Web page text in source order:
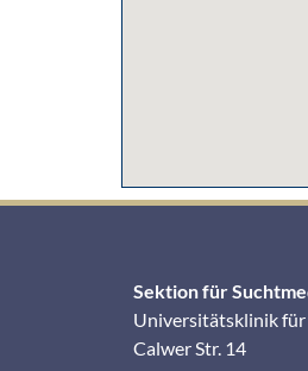
Sektion für
Universitätsklinik
Calwer Str. 14